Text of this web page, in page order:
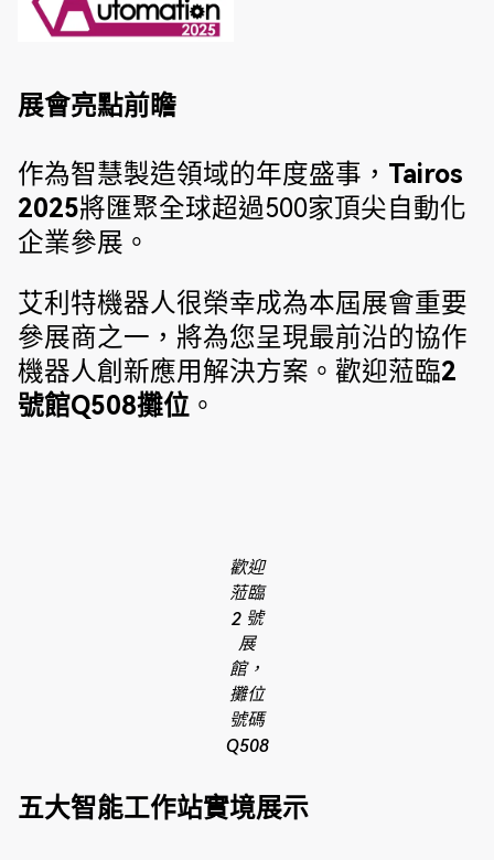
展會亮點前瞻
作為智慧製造領域的年度盛事， Tairos
2025將匯聚全球超過500家頂尖自動化
企業參展。
艾利特機器人很榮幸成為本屆展會重要
參展商之一，將為您呈現最前沿的協作
機器人創新應用解決方案。歡迎蒞臨2
號館Q508攤位 。
歡迎
蒞臨
2 號
展
館，
攤位
號碼
Q508
五大智能工作站實境展示